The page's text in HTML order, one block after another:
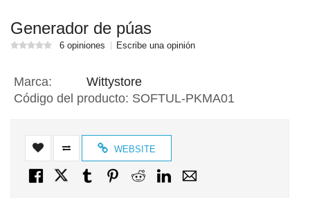
Generador de púas
6 opiniones Escribe una opinión
Marca:
Wittystore
Código del producto: SOFTUL-PKMA01
WEBSITE